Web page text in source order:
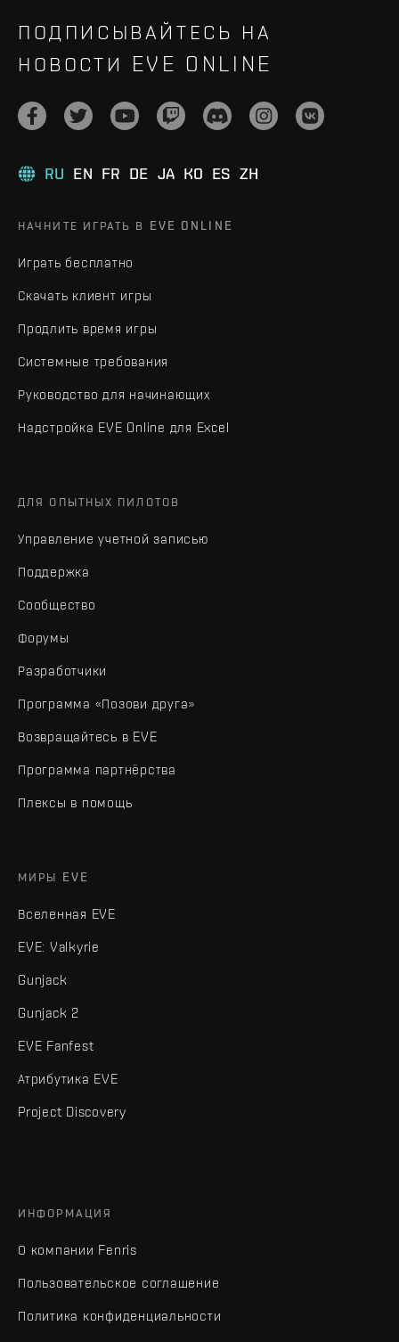
ПОДПИСЫВАЙТЕСЬ НА
НОВОСТИ EVE ONLINE
RU EN FR DE JA KO ES ZH
НАЧНИТЕ ИГРАТЬ В EVE ONLINE
Играть бесплатно
Скачать клиент игры
Продлить время игры
Системные требования
Руководство для начинающих
Надстройка EVE Online для Excel
ДЛЯ ОПЫТНЫХ ПИЛОТОВ
Управление учетной записью
Поддержка
Сообщество
Форумы
Разработчики
Программа «Позови друга»
Возвращайтесь в EVE
Программа партнёрства
Плексы в помощь
МИРЫ EVE
Вселенная EVE
EVE: Valkyrie
Gunjack
Gunjack 2
EVE Fanfest
Атрибутика EVE
Project Discovery
ИНФОРМАЦИЯ
О компании Fenris
Пользовательское соглашение
Политика конфиденциальности